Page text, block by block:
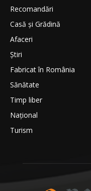
Recomandări
Casă şi Grădină
Afaceri
Ştiri
Fabricat în România
Sănătate
Timp liber
Național
Turism